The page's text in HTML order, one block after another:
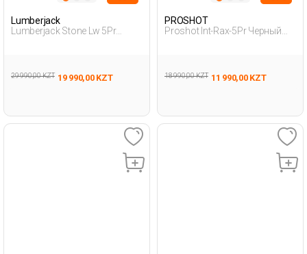
Lumberjack
Lumberjack Stone Lw 5Pr
29 990,00 KZT 19 990,00 KZT
PROSHOT
Proshot Int-Rax-5Pr Черный
18 990,00 KZT 11 990,00 KZT